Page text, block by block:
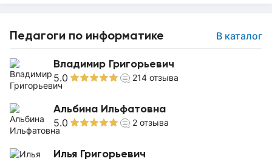
Педагоги по информатике В каталог
Владимир Григорьевич
5.0 214 отзыва
Альбина Ильфатовна
5.0 2 отзыва
Илья Григорьевич